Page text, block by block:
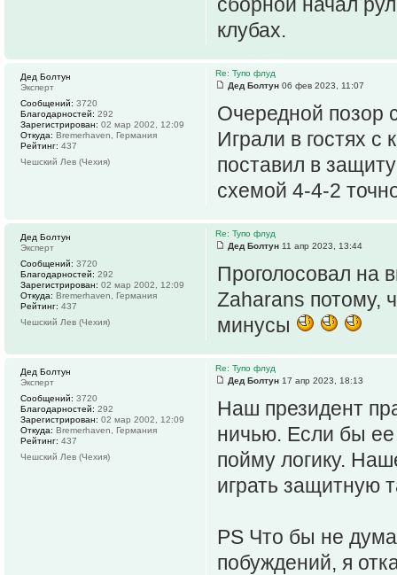
клубах.
Re: Тупо флуд
Дед Болтун 06 фев 2023, 11:07
Очередной позор
Играли в гостях
поставил в
схемой 4-4-2
Дед Болтун
Эксперт
Сообщений: 3720
Благодарностей: 292
Зарегистрирован: 02 мар 2002, 12:09
Откуда: Bremerhaven, Германия
Рейтинг: 437
Чешский Лев (Чехия)
Re: Тупо флуд
Дед Болтун 11 апр 2023, 13:44
Проголосовал на
Zaharans потому,
минусы
Дед Болтун
Эксперт
Сообщений: 3720
Благодарностей: 292
Зарегистрирован: 02 мар 2002, 12:09
Откуда: Bremerhaven, Германия
Рейтинг: 437
Чешский Лев (Чехия)
Re: Тупо флуд
Дед Болтун 17 апр 2023, 18:13
Наш президент
ничью. Если бы
пойму логику.
играть защитную
PS Что бы не
побуждений, я
Дед Болтун
Эксперт
Сообщений: 3720
Благодарностей: 292
Зарегистрирован: 02 мар 2002, 12:09
Откуда: Bremerhaven, Германия
Рейтинг: 437
Чешский Лев (Чехия)